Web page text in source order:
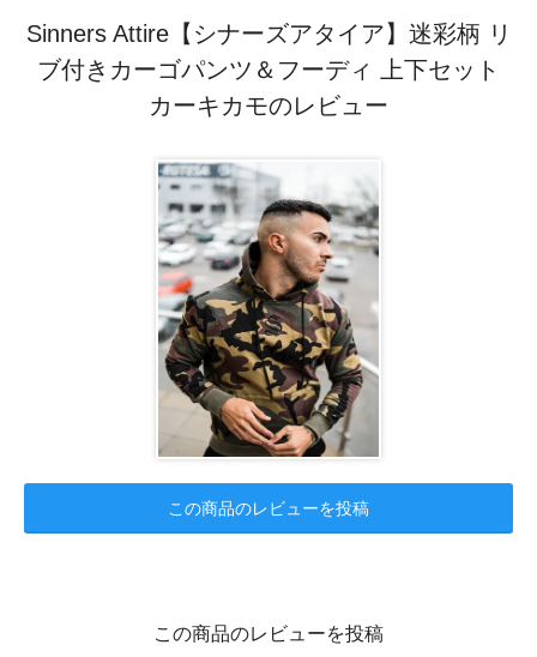
Sinners Attire【シナーズアタイア】迷彩柄 リ
ブ付きカーゴパンツ＆フーディ 上下セット
カーキカモのレビュー
この商品のレビューを投稿
この商品のレビューを投稿